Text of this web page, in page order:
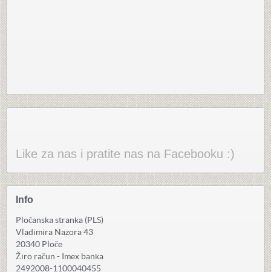
Like za nas i pratite nas na Facebooku :)
Info
Pločanska stranka (PLS)
Vladimira Nazora 43
20340 Ploče
Žiro račun - Imex banka
2492008-1100040455